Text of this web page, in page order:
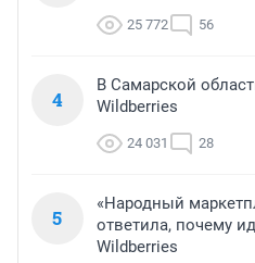
25 772 56
4
В Самарской
Wildberries
24 031 28
5
«Народный
ответила, почему
Wildberries